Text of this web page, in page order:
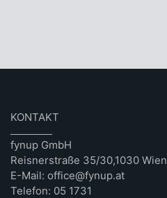
KONTAKT
fynup GmbH
Reisnerstraße 35/30,1030 Wien
E-Mail: office@fynup.at
Telefon: 05 1731